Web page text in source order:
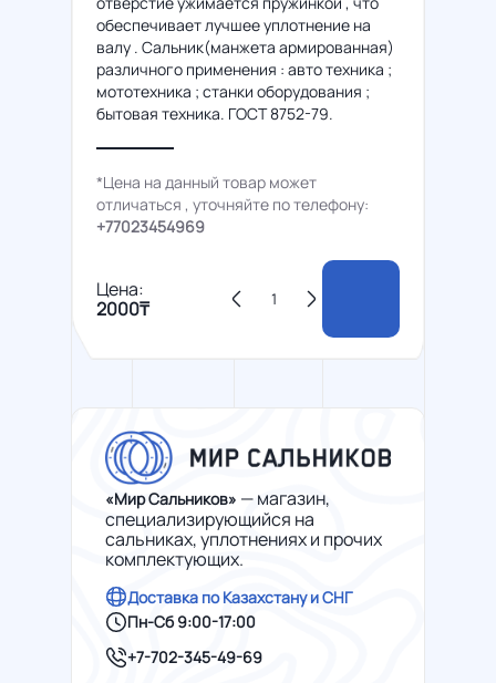
обеспечивает лучшее уплотнение на
валу . Сальник(манжета армированная)
различного применения : авто техника ;
мототехника ; станки оборудования ;
бытовая техника. ГОСТ 8752-79.
*Цена на данный товар может
отличаться , уточняйте по телефону:
+77023454969
Цена:
2000₸
«Мир Сальников» — магазин,
специализирующийся на
сальниках, уплотнениях и прочих
комплектующих.
Доставка по Казахстану и СНГ
Пн-Сб 9:00-17:00
+7-702-345-49-69